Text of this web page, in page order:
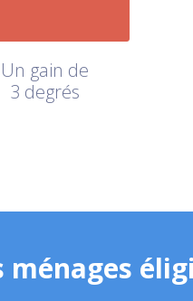
Un gain de
3 degrés
ménages